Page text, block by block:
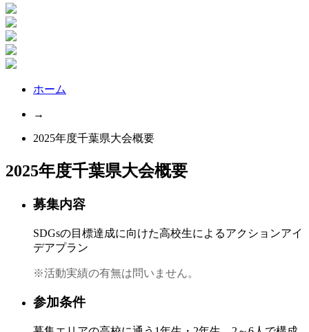
ホーム
→
2025年度千葉県大会概要
2025年度千葉県大会概要
募集内容
SDGsの目標達成に向けた高校生によるアクションアイ
デアプラン
※活動実績の有無は問いません。
参加条件